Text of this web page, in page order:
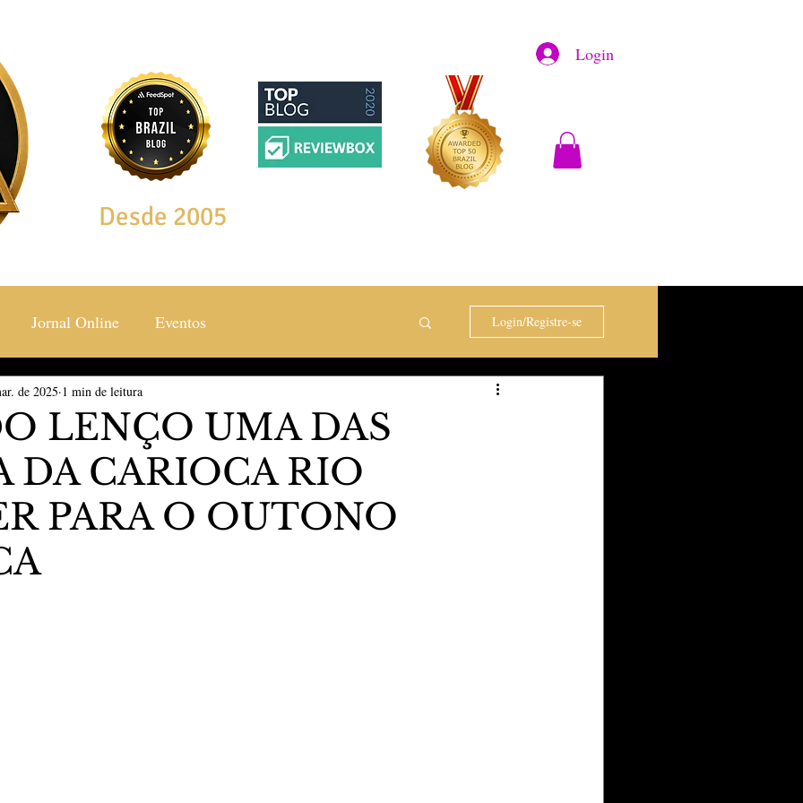
Login
Desde 2005
Jornal Online Eventos
& Estilos Saúde & Bem Estar
The Vip Club Business Marujo Carioca
& Lazer Carnaval São Paulo Negocio
Login/Registre-se
LENÇO UMA DAS
DA CARIOCA RIO
PARA O OUTONO
de 2025 1 min de leitura
estrelas.